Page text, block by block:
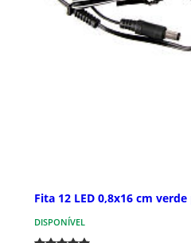
Fita 12 LED 0,8x16 cm
DISPONÍVEL